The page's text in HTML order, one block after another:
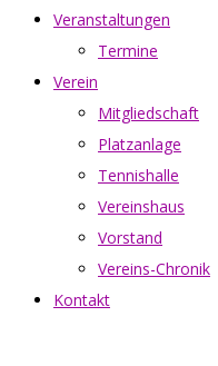
Veranstaltungen
Termine
Verein
Mitgliedschaft
Platzanlage
Tennishalle
Vereinshaus
Vorstand
Vereins-Chronik
Kontakt